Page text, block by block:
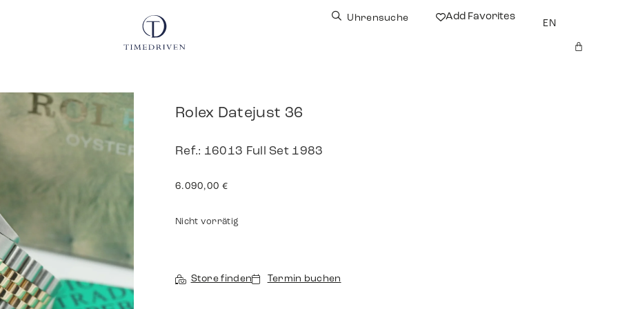
Uhrensuche Add Favorites
EN
Rolex Datejust 36
Ref.: 16013 Full Set 1983
6.090,00 €
Nicht vorrätig
Store finden Termin buchen